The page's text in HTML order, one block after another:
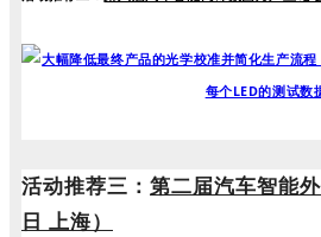
活动推荐三： 第二届汽车智能
日 上海）